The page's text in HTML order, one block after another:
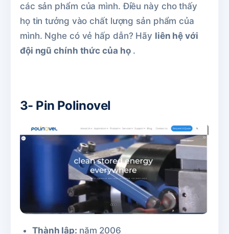
các sản phẩm của mình. Điều này cho thấy
họ tin tưởng vào chất lượng sản phẩm của
mình. Nghe có vẻ hấp dẫn? Hãy liên hệ với
đội ngũ chính thức của họ.
3- Pin Polinovel
Thành lập: năm 2006